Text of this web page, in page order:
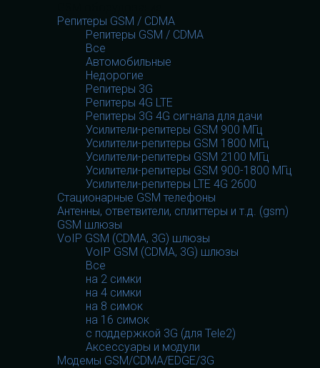
Репитеры GSM / CDMA
Репитеры GSM / CDMA
Все
Автомобильные
Недорогие
Репитеры 3G
Репитеры 4G LTE
Репитеры 3G 4G сигнала для дачи
Усилители-репитеры GSM 900 МГц
Усилители-репитеры GSM 1800 МГц
Усилители-репитеры GSM 2100 МГц
Усилители-репитеры GSM 900-1800 МГц
Усилители-репитеры LTE 4G 2600
Стационарные GSM телефоны
Антенны, ответвители, сплиттеры и т.д. (gsm)
GSM шлюзы
VoIP GSM (CDMA, 3G) шлюзы
VoIP GSM (CDMA, 3G) шлюзы
Все
на 2 симки
на 4 симки
на 8 симок
на 16 симок
с поддержкой 3G (для Tele2)
Аксессуары и модули
Модемы GSM/CDMA/EDGE/3G